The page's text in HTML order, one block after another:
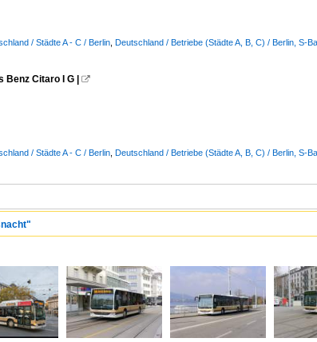
/ Städte A - C / Berlin Deutschland / Betriebe (Städte A, B, C) / Berlin, S-
Citaro I G | 
/ Städte A - C / Berlin Deutschland / Betriebe (Städte A, B, C) / Berlin, S-